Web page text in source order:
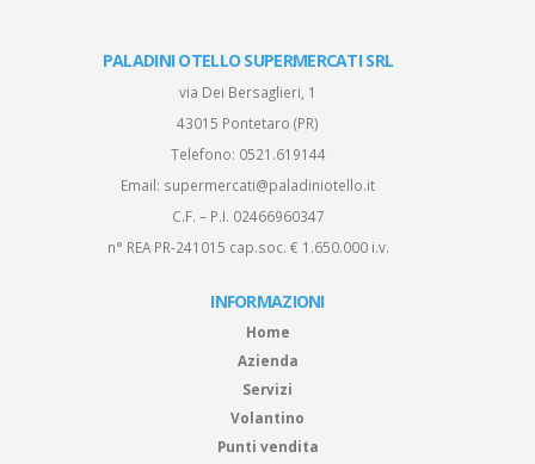
PALADINI OTELLO SUPERMERCATI SRL
via Dei Bersaglieri, 1
43015 Pontetaro (PR)
Telefono: 0521.619144
Email: supermercati@paladiniotello.it
C.F. – P.I. 02466960347
n° REA PR-241015 cap.soc. € 1.650.000 i.v.
INFORMAZIONI
Home
Azienda
Servizi
Volantino
Punti vendita